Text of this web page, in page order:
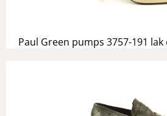
Paul Green pumps 3757-191